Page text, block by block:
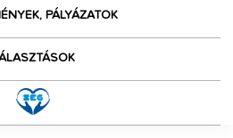
PÁLYÁZATOK